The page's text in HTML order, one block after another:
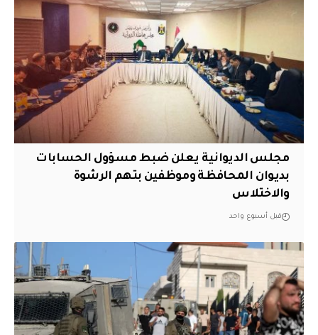
مجلس الديوانية يعلن ضبط مسؤول الحسابات
بديوان المحافظة وموظفين بتهم الرشوة
والاختلاس
قبل أسبوع واحد